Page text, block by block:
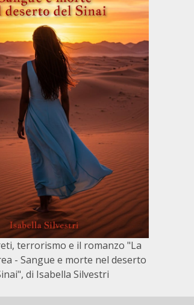
terrorismo e il romanzo "La
- Sangue e morte nel deserto
di Isabella Silvestri